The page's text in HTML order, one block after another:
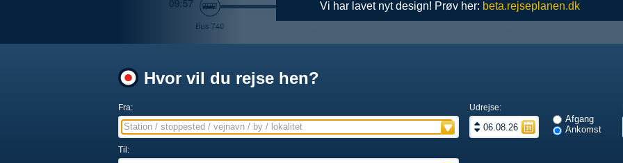
Vi har lavet nyt design! Prøv her: beta.rejseplanen.dk
Hvor vil du rejse hen?
Fra:
Station / stoppested / vejnavn / by / lokalitet
Udrejse:
Afgang
Ankomst
Til: